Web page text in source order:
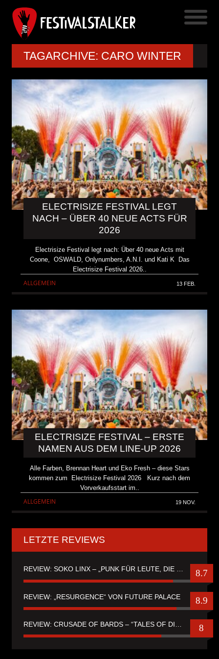
TAGARCHIVE: CARO WINTER
ELECTRISIZE FESTIVAL LEGT
NACH – ÜBER 40 NEUE ACTS FÜR
2026
Electrisize Festival legt nach: Über 40 neue Acts mit
Coone, OSWALD, Onlynumbers, A.N.I. und Kati K Das
Electrisize Festival 2026..
ALLGEMEIN 13 FEB.
ELECTRISIZE FESTIVAL – ERSTE
NAMEN AUS DEM LINE-UP 2026
Alle Farben, Brennan Heart und Eko Fresh – diese Stars
kommen zum Electrisize Festival 2026 Kurz nach dem
Vorverkaufsstart im..
ALLGEMEIN 19 NOV.
LETZTE REVIEWS
REVIEW: SOKO LINX – „PUNK FÜR LEUTE, DIE PUNK HASZEN“ 8.7
REVIEW: „RESURGENCE“ VON FUTURE PALACE 8.9
8